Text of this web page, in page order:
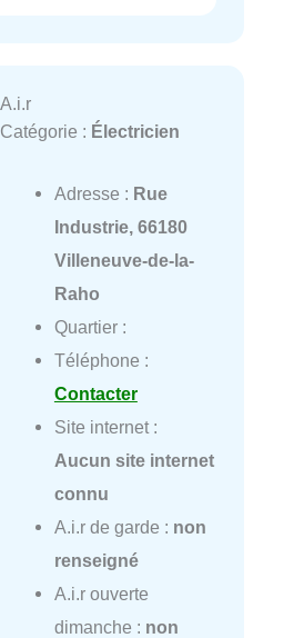
A.i.r
Catégorie : Électricien
Adresse : Rue
Industrie, 66180
Villeneuve-de-la-
Raho
Quartier :
Téléphone :
Contacter
Site internet :
Aucun site internet
connu
A.i.r de garde : non
renseigné
A.i.r ouverte
dimanche : non